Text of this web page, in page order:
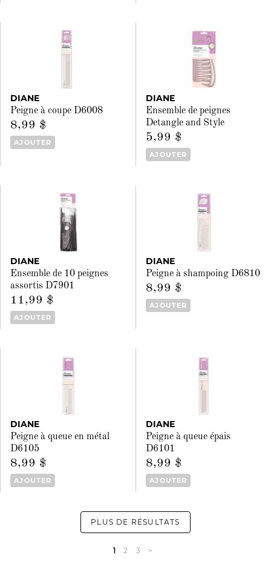
DIANE
Peigne à coupe D6008
8,99 $
AJOUTER
DIANE
Ensemble de peignes
Detangle and Style
5,99 $
AJOUTER
DIANE
Ensemble de 10 peignes
assortis D7901
11,99 $
AJOUTER
DIANE
Peigne à shampoing D6810
8,99 $
AJOUTER
DIANE
Peigne à queue en métal
D6105
8,99 $
AJOUTER
DIANE
Peigne à queue épais
D6101
8,99 $
AJOUTER
PLUS DE RÉSULTATS
1 2 3
>